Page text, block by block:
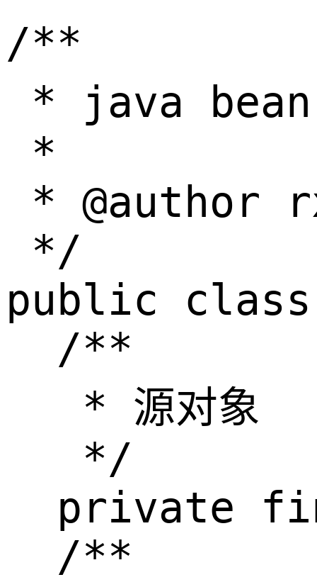
/**
* java bean
*
*
*/
public class
  /**
   * 源对象
   */
private
  /**